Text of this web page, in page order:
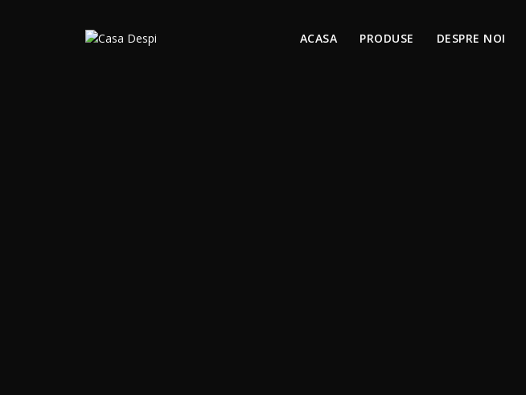
ACASA PRODUSE DESPRE NOI